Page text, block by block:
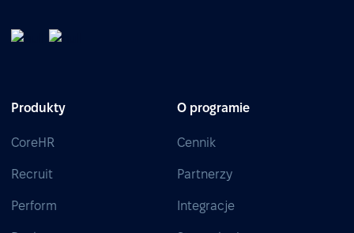
Produkty
CoreHR
Recruit
Perform
O programie
Cennik
Partnerzy
Integracje